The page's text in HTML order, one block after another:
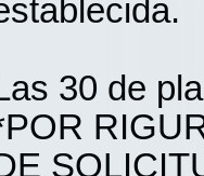
30 de